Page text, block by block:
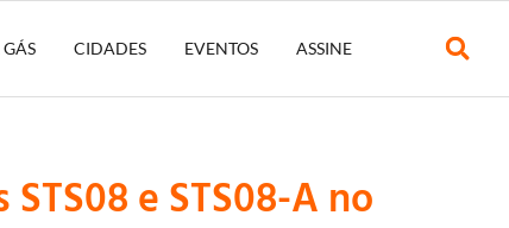
CIDADES EVENTOS ASSINE
e STS08-A no